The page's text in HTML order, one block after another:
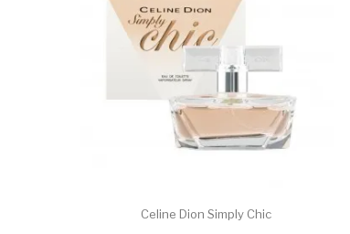
Celine Dion Simply Chic